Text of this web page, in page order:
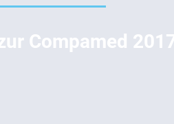
Compamed